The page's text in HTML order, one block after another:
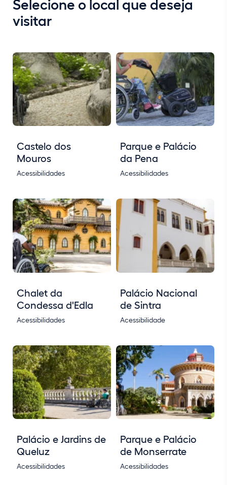
visitar
Castelo dos
Mouros
Acessibilidades
Parque e Palácio
da Pena
Acessibilidades
Chalet da
Condessa d'Edla
Acessibilidades
Palácio Nacional
de Sintra
Acessibilidade
Palácio e Jardins de
Queluz
Acessibilidades
Parque e Palácio
de Monserrate
Acessibilidades